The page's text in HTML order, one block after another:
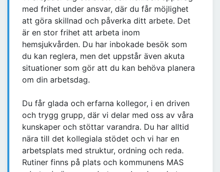
med frihet under ansvar, där du får möjlighet
att göra skillnad och påverka ditt arbete. Det
är en stor frihet att arbeta inom
hemsjukvården. Du har inbokade besök som
du kan reglera, men det uppstår även akuta
situationer som gör att du kan behöva planera
om din arbetsdag.
Du får glada och erfarna kollegor, i en driven
och trygg grupp, där vi delar med oss av våra
kunskaper och stöttar varandra. Du har alltid
nära till det kollegiala stödet och vi har en
arbetsplats med struktur, ordning och reda.
Rutiner finns på plats och kommunens MAS